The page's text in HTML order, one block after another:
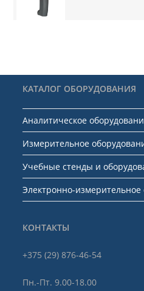
КАТАЛОГ ОБОРУДОВАНИЯ
Аналитическое
Измерительное
Учебные стенды и
Электронно-измерительное
КОНТАКТЫ
+375 (29) 876-46-54
Пн.-Пт. 9.00-18.00